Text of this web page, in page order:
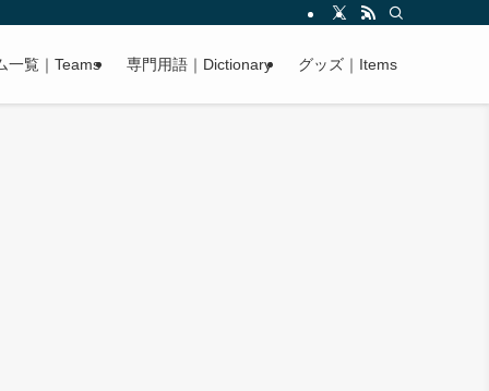
一覧｜Teams 専門用語｜Dictionary グッズ｜Items